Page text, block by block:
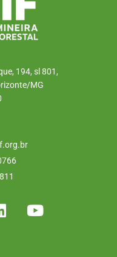
194, sl 801,
MG